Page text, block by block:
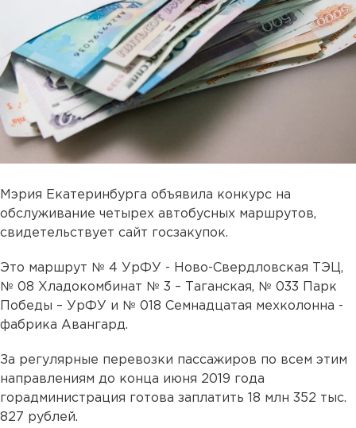
Мэрия Екатеринбурга объявила конкурс на
обслуживание четырех автобусных маршрутов,
свидетельствует сайт госзакупок.
Это маршрут № 4 УрФУ - Ново-Свердловская ТЭЦ,
№ 08 Хладокомбинат № 3 – Таганская, № 033 Парк
Победы – УрФУ и № 018 Семнадцатая мехколонна -
фабрика Авангард.
За регулярные перевозки пассажиров по всем этим
направлениям до конца июня 2019 года
горадминистрация готова заплатить 18 млн 352 тыс.
827 рублей.